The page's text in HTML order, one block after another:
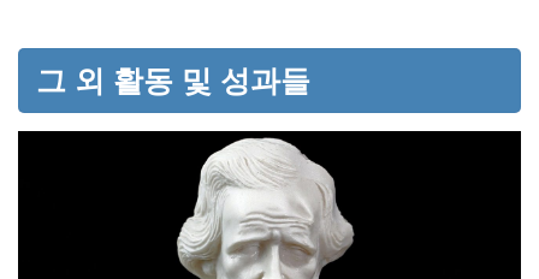
그 외 활동 및 성과들